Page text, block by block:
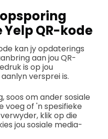
QR-kode
kan jy opdaterings
aan jou QR-
is op jou
versprei is.
soos om ander sosiale
of 'n spesifieke
klik op die
jou sosiale media-